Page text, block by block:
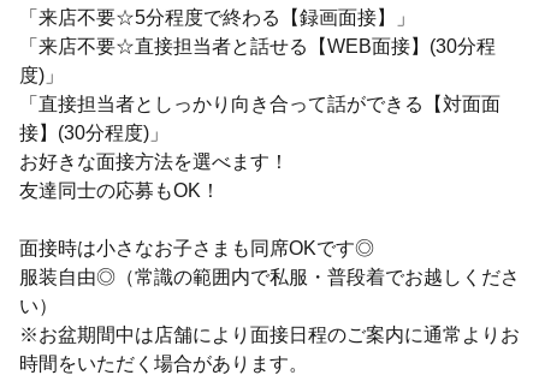
「来店不要☆5分程度で終わる【録画面接】」
「来店不要☆直接担当者と話せる【WEB面接】(30分程
度)」
「直接担当者としっかり向き合って話ができる【対面面
接】(30分程度)」
お好きな面接方法を選べます！
友達同士の応募もOK！
面接時は小さなお子さまも同席OKです◎
服装自由◎（常識の範囲内で私服・普段着でお越しくださ
い）
※お盆期間中は店舗により面接日程のご案内に通常よりお
時間をいただく場合があります。